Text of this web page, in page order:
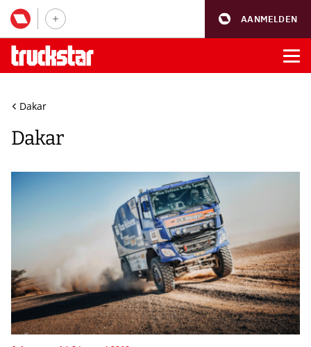
AANMELDEN
Dakar
Dakar